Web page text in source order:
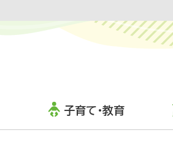
子育て・教育